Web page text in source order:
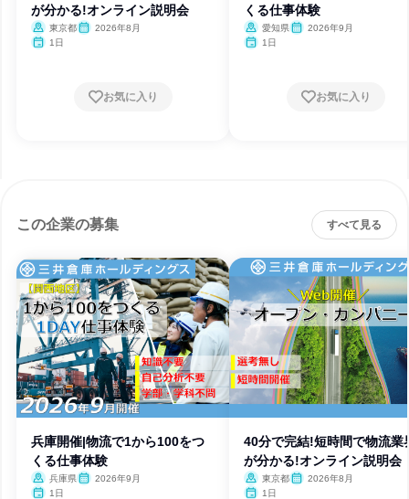
が分かる!オンライン説明会
東京都
2026年8月
1日
お気に入り
くる仕事体験
愛知県
2026年9月
1日
お気に入り
この企業の募集 すべて見る
兵庫開催|物流で1から100をつ
くる仕事体験
兵庫県
2026年9月
1日
40分で完結!短時間で物流業
が分かる!オンライン説明会
東京都
2026年8月
1日